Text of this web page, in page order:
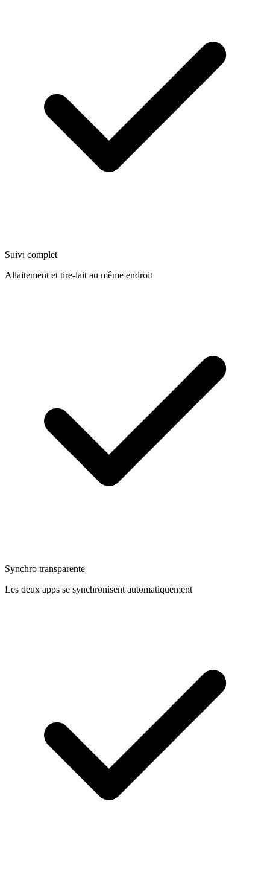
Suivi complet
Allaitement et tire-lait au même endroit
Synchro transparente
Les deux apps se synchronisent automatiquement